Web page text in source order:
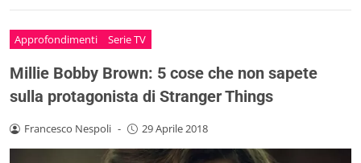
Approfondimenti Serie TV
Millie Bobby Brown: 5 cose che non sapete
sulla protagonista di Stranger Things
Francesco Nespoli - 29 Aprile 2018